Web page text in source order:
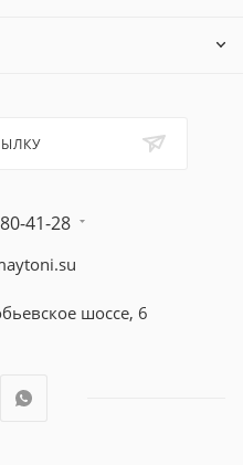
41-28
шоссе, 6